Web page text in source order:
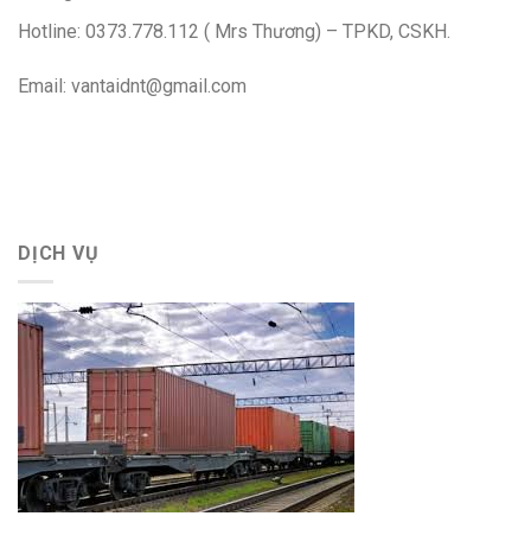
Hotline: 0373.778.112 ( Mrs Thương) – TPKD, CSKH.
Email: vantaidnt@gmail.com
DỊCH VỤ